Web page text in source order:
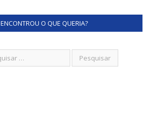
O QUE QUERIA?